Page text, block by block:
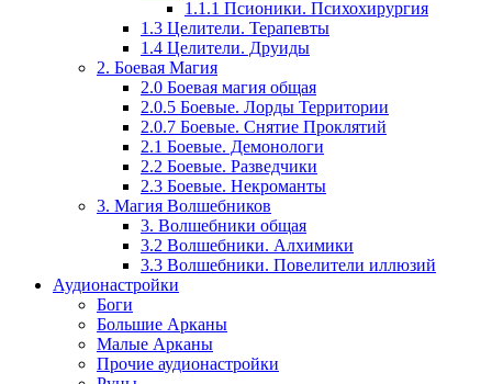
1.1.1 Псионики. Психохирургия
1.3 Целители. Терапевты
1.4 Целители. Друиды
2. Боевая Магия
2.0 Боевая магия общая
2.0.5 Боевые. Лорды Территории
2.0.7 Боевые. Снятие Проклятий
2.1 Боевые. Демонологи
2.2 Боевые. Разведчики
2.3 Боевые. Некроманты
3. Магия Волшебников
3. Волшебники общая
3.2 Волшебники. Алхимики
3.3 Волшебники. Повелители иллюзий
Аудионастройки
Боги
Большие Арканы
Малые Арканы
Прочие аудионастройки